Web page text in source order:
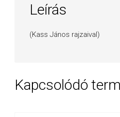
Leírás
(Kass János rajzaival)
Kapcsolódó